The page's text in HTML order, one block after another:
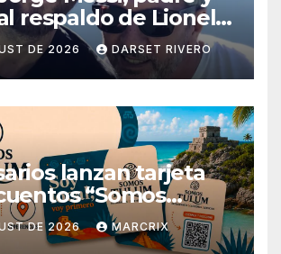
respaldo de Lionel
los 68 años
DE 2026 DARSET RIVERO
lanzan tarjeta
“Somos
para reactivar la
DE 2026 MARCRIX